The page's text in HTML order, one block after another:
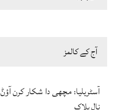
آج کے کالمز
آسٹریلیا: مچھی دا شکار کرن